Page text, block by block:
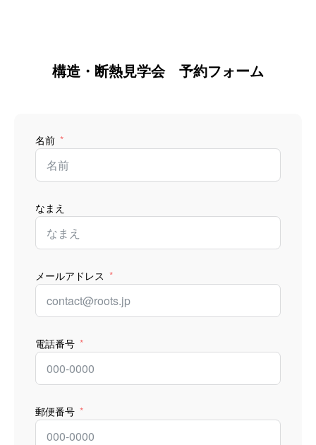
構造・断熱見学会 予約フォーム
名前
なまえ
メールアドレス
電話番号
郵便番号